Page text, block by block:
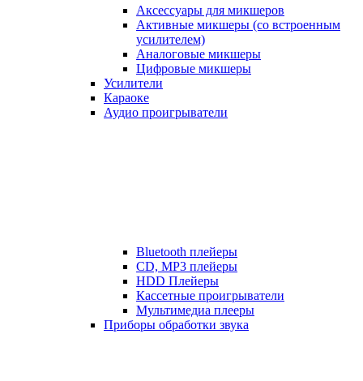
Аксессуары для микшеров
Активные микшеры (со встроенным
усилителем)
Аналоговые микшеры
Цифровые микшеры
Усилители
Караоке
Аудио проигрыватели
Bluetooth плейеры
CD, MP3 плейеры
HDD Плейеры
Кассетные проигрыватели
Мультимедиа плееры
Приборы обработки звука